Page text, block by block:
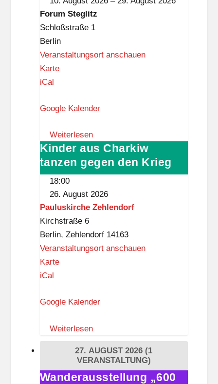
z
Forum Steglitz
Schloßstraße 1
Berlin
Veranstaltungsort anschauen
KarteF
u
S
t
e
g
i
t
z
iCal
Google Kalender
Weiterlesen
Kinder
aus
Charkiw
gegen
den
Krieg
Kinder aus Charkiw
tanzen gegen den Krieg
18:00
26. August 2026
Pauluskirche Zehlendorf
Kirchstraße 6
Berlin, Zehlendorf 14163
Veranstaltungsort anschauen
KarteP
l
s
k
r
iCal
Google Kalender
Weiterlesen
27. AUGUST 2026 (1
VERANSTALTUNG)
Wanderausstellung
Wanderausstellung „600